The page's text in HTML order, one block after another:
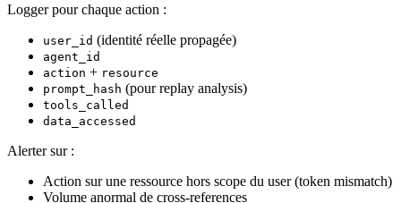
Logger pour chaque action :
user_id (identité réelle propagée)
agent_id
action + resource
prompt_hash (pour replay analysis)
tools_called
data_accessed
Alerter sur :
Action sur une ressource hors scope du user (token mismatch)
Volume anormal de cross-references